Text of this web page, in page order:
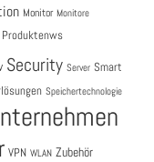
Monitor Monitore
Produktenws
Security Server Smart
Speichertechnologie
VPN WLAN Zubehör